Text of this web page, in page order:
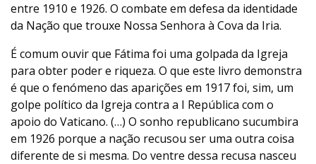
entre 1910 e 1926. O combate em defesa da identidade
da Nação que trouxe Nossa Senhora à Cova da Iria.
É comum ouvir que Fátima foi uma golpada da Igreja
para obter poder e riqueza. O que este livro demonstra
é que o fenómeno das aparições em 1917 foi, sim, um
golpe político da Igreja contra a I República com o
apoio do Vaticano. (…) O sonho republicano sucumbira
em 1926 porque a nação recusou ser uma outra coisa
diferente de si mesma. Do ventre dessa recusa nasceu